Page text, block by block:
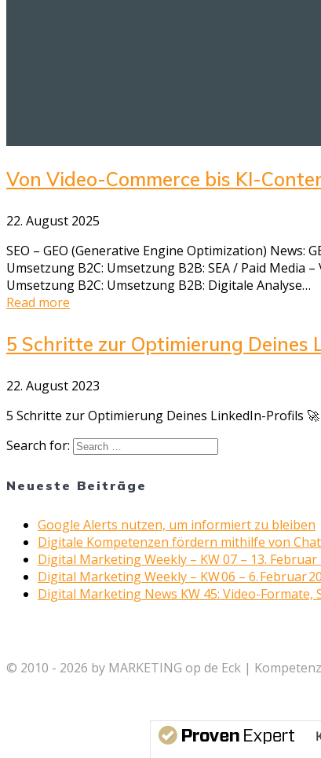
Von Video-Commerce bis KI-
22. August 2025
SEO – GEO (Generative Engine Optimization)
Umsetzung B2C: Umsetzung B2B: SEA / Paid Media
Umsetzung B2C: Umsetzung B2B: Digitale Analyse…
Read more
5 Schritte zur Optimierung Deines
22. August 2023
5 Schritte zur Optimierung Deines LinkedIn-Profils
Search for:
Neueste Beiträge
Google Alerts nutzen, um informiert zu bleiben
Digitale Kompetenzen fördern mithilfe von
Digital Marketing Weekly – KW 07 – 13. Februar
Digital Marketing Weekly – KW 06 – 6. Februar
Digital Marketing News KW 45: Video-
© 2010 - 2026 by MARKETING op de Eck |